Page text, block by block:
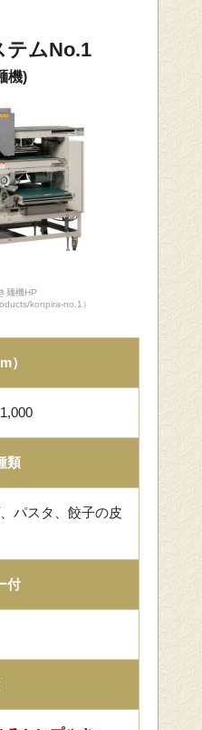
テムNo.1
機)
麺機HP
konpira-no.1）
）
類
パスタ、餃子の皮
付